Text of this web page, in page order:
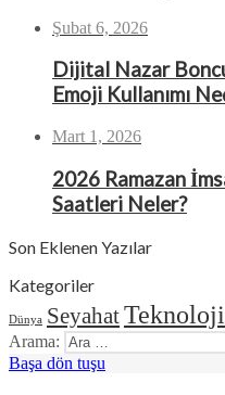
Şubat 6, 2026
Dijital Nazar
Emoji Kullanımı
Mart 1, 2026
2026 Ramazan
Saatleri Neler?
Son Eklenen Yazılar
Kategoriler
Dünya SeyahatTeknoloji
Arama:
Başa dön tuşu